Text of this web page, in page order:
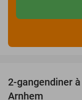
2-gangendiner
Arnhem